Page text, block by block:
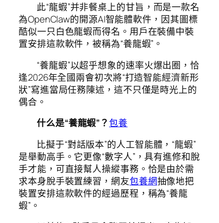
此“龍蝦”并非餐桌上的甘旨，而是一款名
為OpenClaw的開源AI智能體軟件，因其圖標
酷似一只白色龍蝦而得名。用戶在裝備中裝
置安排這款軟件，被稱為“養龍蝦”。
“養龍蝦”以超乎想象的速率火爆出圈，恰
逢2026年全國兩會初次將“打造智能經濟新形
狀”寫進當局任務陳述，這不只僅是時光上的
偶合。
什么是“養龍蝦”？包養
比擬于“對話版本”的人工智能體，“龍蝦”
是舉動高手。它更像“數字人”，具有進修和脫
手才能，可直接幫人操縱事務。恰是由於需
求本身脫手裝置練習，網友包養網抽像地把
裝置安排這款軟件的經過歷程，稱為“養龍
蝦”。